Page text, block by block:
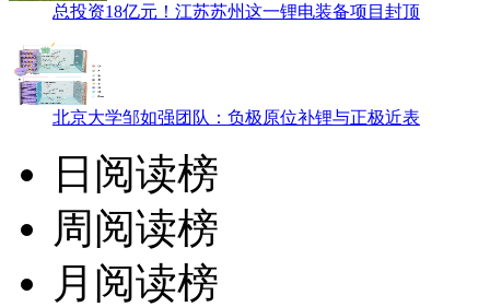
总投资18亿元！江苏苏州这一锂电装备项目封顶
北京大学邹如强团队：负极原位补锂与正极近表
日阅读榜
周阅读榜
月阅读榜